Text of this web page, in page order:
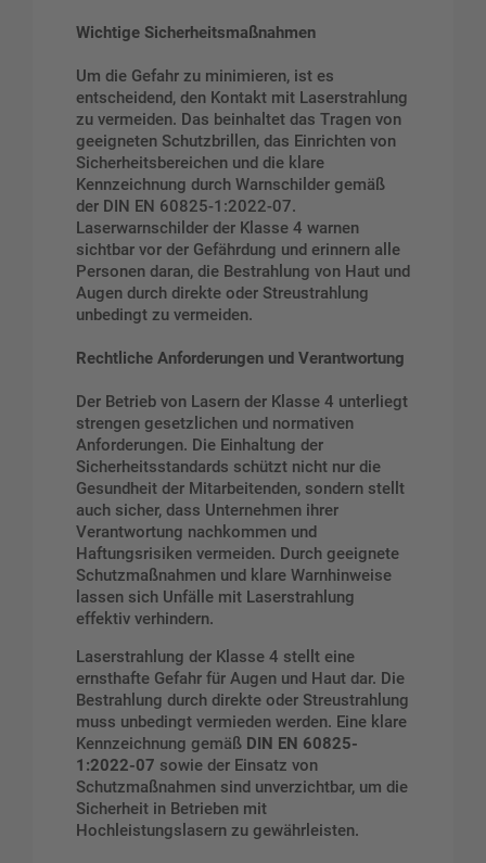
Wichtige Sicherheitsmaßnahmen
Um die Gefahr zu minimieren, ist es
entscheidend, den Kontakt mit Laserstrahlung
zu vermeiden. Das beinhaltet das Tragen von
geeigneten Schutzbrillen, das Einrichten von
Sicherheitsbereichen und die klare
Kennzeichnung durch Warnschilder gemäß
der DIN EN 60825-1:2022-07.
Laserwarnschilder der Klasse 4 warnen
sichtbar vor der Gefährdung und erinnern alle
Personen daran, die Bestrahlung von Haut und
Augen durch direkte oder Streustrahlung
unbedingt zu vermeiden.
Rechtliche Anforderungen und Verantwortung
Der Betrieb von Lasern der Klasse 4 unterliegt
strengen gesetzlichen und normativen
Anforderungen. Die Einhaltung der
Sicherheitsstandards schützt nicht nur die
Gesundheit der Mitarbeitenden, sondern stellt
auch sicher, dass Unternehmen ihrer
Verantwortung nachkommen und
Haftungsrisiken vermeiden. Durch geeignete
Schutzmaßnahmen und klare Warnhinweise
lassen sich Unfälle mit Laserstrahlung
effektiv verhindern.
Laserstrahlung der Klasse 4 stellt eine
ernsthafte Gefahr für Augen und Haut dar. Die
Bestrahlung durch direkte oder Streustrahlung
muss unbedingt vermieden werden. Eine klare
Kennzeichnung gemäß DIN EN 60825-
1:2022-07 sowie der Einsatz von
Schutzmaßnahmen sind unverzichtbar, um die
Sicherheit in Betrieben mit
Hochleistungslasern zu gewährleisten.